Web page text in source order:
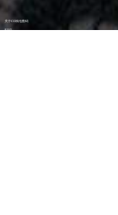
关于CG钱包数码
ESG